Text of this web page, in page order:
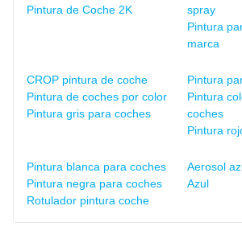
Pintura de Coche 2K
spray
Pintura
marca
CROP pintura de coche
Pintura de coches por color
Pintura gris para coches
Pintura
Pintura
coches
Pintura
Pintura blanca para coches
Pintura negra para coches
Rotulador pintura coche
Aerosol
Azul